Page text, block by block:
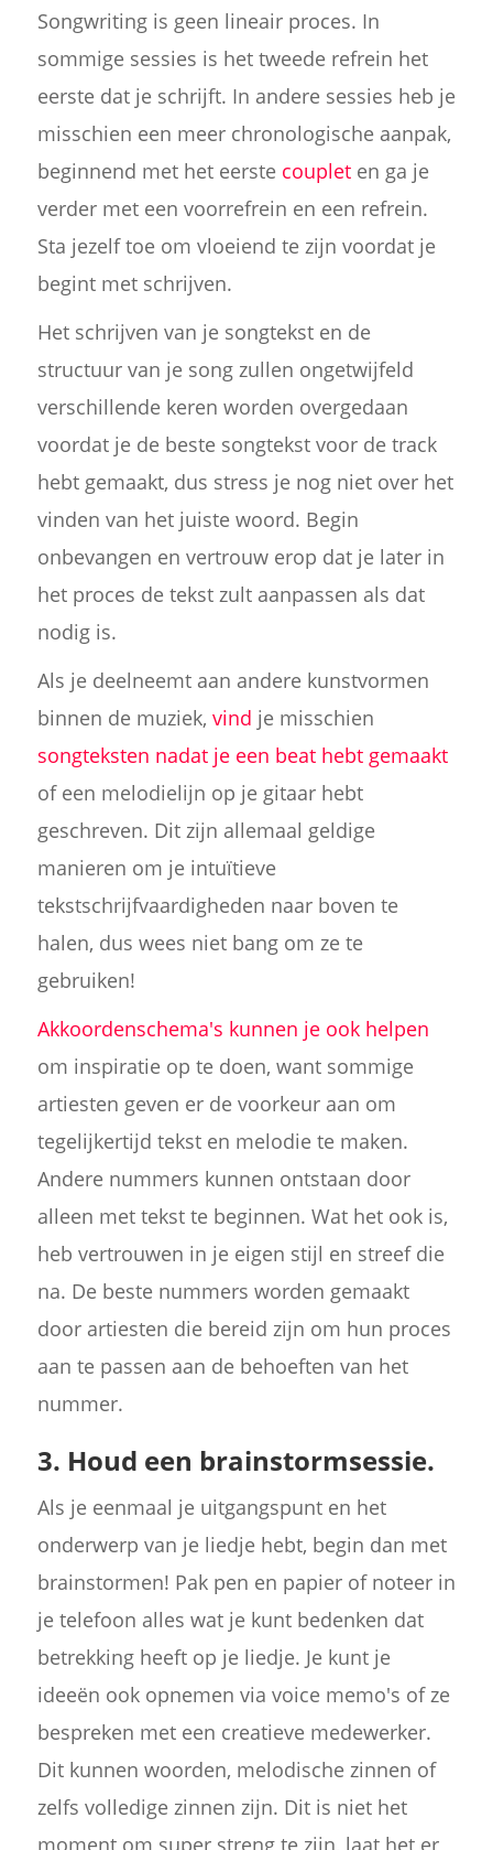
Songwriting is geen lineair proces. In
sommige sessies is het tweede refrein het
eerste dat je schrijft. In andere sessies heb je
misschien een meer chronologische aanpak,
beginnend met het eerste coupleten ga je
verder met een voorrefrein en een refrein.
Sta jezelf toe om vloeiend te zijn voordat je
begint met schrijven.
Het schrijven van je songtekst en de
structuur van je song zullen ongetwijfeld
verschillende keren worden overgedaan
voordat je de beste songtekst voor de track
hebt gemaakt, dus stress je nog niet over het
vinden van het juiste woord. Begin
onbevangen en vertrouw erop dat je later in
het proces de tekst zult aanpassen als dat
nodig is.
Als je deelneemt aan andere kunstvormen
binnen de muziek, vind je misschien
songteksten nadat je een beat hebt gemaakt
of een melodielijn op je gitaar hebt
geschreven. Dit zijn allemaal geldige
manieren om je intuïtieve
tekstschrijfvaardigheden naar boven te
halen, dus wees niet bang om ze te
gebruiken!
Akkoordenschema's kunnen je ook helpen
om inspiratie op te doen, want sommige
artiesten geven er de voorkeur aan om
tegelijkertijd tekst en melodie te maken.
Andere nummers kunnen ontstaan door
alleen met tekst te beginnen. Wat het ook is,
heb vertrouwen in je eigen stijl en streef die
na. De beste nummers worden gemaakt
door artiesten die bereid zijn om hun proces
aan te passen aan de behoeften van het
nummer.
3. Houd een brainstormsessie.
Als je eenmaal je uitgangspunt en het
onderwerp van je liedje hebt, begin dan met
brainstormen! Pak pen en papier of noteer in
je telefoon alles wat je kunt bedenken dat
betrekking heeft op je liedje. Je kunt je
ideeën ook opnemen via voice memo's of ze
bespreken met een creatieve medewerker.
Dit kunnen woorden, melodische zinnen of
zelfs volledige zinnen zijn. Dit is niet het
moment om super streng te zijn, laat het er